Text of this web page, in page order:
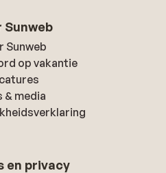
Sunweb
Sunweb
op vakantie
& media
en privacy